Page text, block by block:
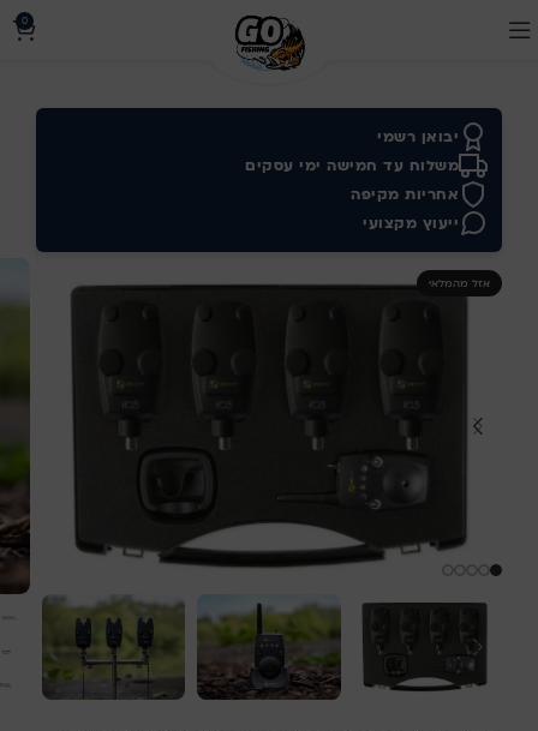
0
יבואן רשמי
משלוח עד חמישה ימי עסקים
אחריות מקיפה
ייעוץ מקצועי
אזל מהמלאי